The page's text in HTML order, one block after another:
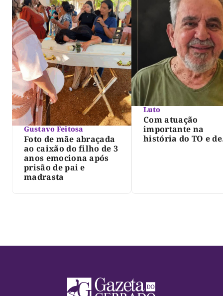
Gustavo Feitosa
Foto de mãe abraçada
ao caixão do filho de 3
anos emociona após
prisão de pai e
madrasta
Luto
Com atuação
importante na
história do TO e de